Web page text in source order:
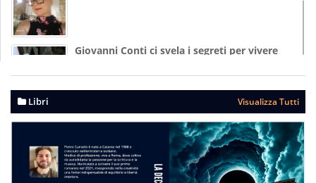
Giovanni Conti ci svela i segreti per vivere
Pubblicato In: Agosto 07, 2025 Da: Girovagando
Libri Visualizza Tutti